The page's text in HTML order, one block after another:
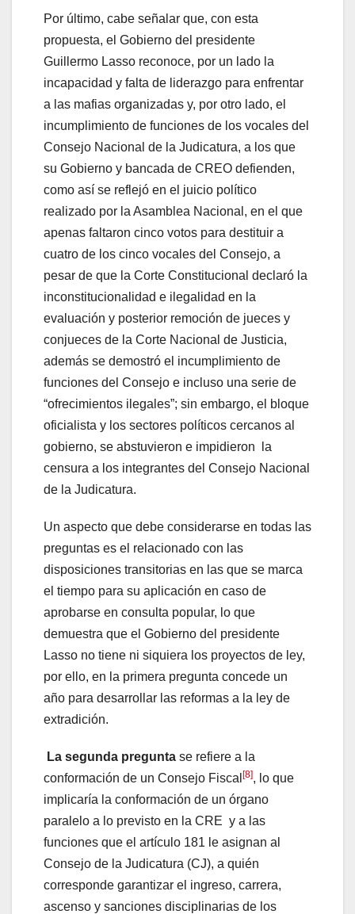
Por último, cabe señalar que, con esta
propuesta, el Gobierno del presidente
Guillermo Lasso reconoce, por un lado la
incapacidad y falta de liderazgo para enfrentar
a las mafias organizadas y, por otro lado, el
incumplimiento de funciones de los vocales del
Consejo Nacional de la Judicatura, a los que
su Gobierno y bancada de CREO defienden,
como así se reflejó en el juicio político
realizado por la Asamblea Nacional, en el que
apenas faltaron cinco votos para destituir a
cuatro de los cinco vocales del Consejo, a
pesar de que la Corte Constitucional declaró la
inconstitucionalidad e ilegalidad en la
evaluación y posterior remoción de jueces y
conjueces de la Corte Nacional de Justicia,
además se demostró el incumplimiento de
funciones del Consejo e incluso una serie de
“ofrecimientos ilegales”; sin embargo, el bloque
oficialista y los sectores políticos cercanos al
gobierno, se abstuvieron e impidieron la
censura a los integrantes del Consejo Nacional
de la Judicatura.
Un aspecto que debe considerarse en todas las
preguntas es el relacionado con las
disposiciones transitorias en las que se marca
el tiempo para su aplicación en caso de
aprobarse en consulta popular, lo que
demuestra que el Gobierno del presidente
Lasso no tiene ni siquiera los proyectos de ley,
por ello, en la primera pregunta concede un
año para desarrollar las reformas a la ley de
extradición.
La segunda pregunta se refiere a la
conformación de un Consejo Fiscal [8], lo que
implicaría la conformación de un órgano
paralelo a lo previsto en la CRE y a las
funciones que el artículo 181 le asignan al
Consejo de la Judicatura (CJ), a quién
corresponde garantizar el ingreso, carrera,
ascenso y sanciones disciplinarias de los